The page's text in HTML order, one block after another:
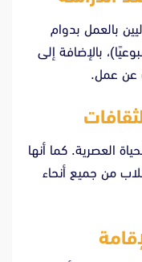
بالعمل بدوام
(حتى 20 ساعة أسبوعيًا)، بالإضافة إلى
عن عمل.
العصرية. كما أنها
من جميع أنحاء